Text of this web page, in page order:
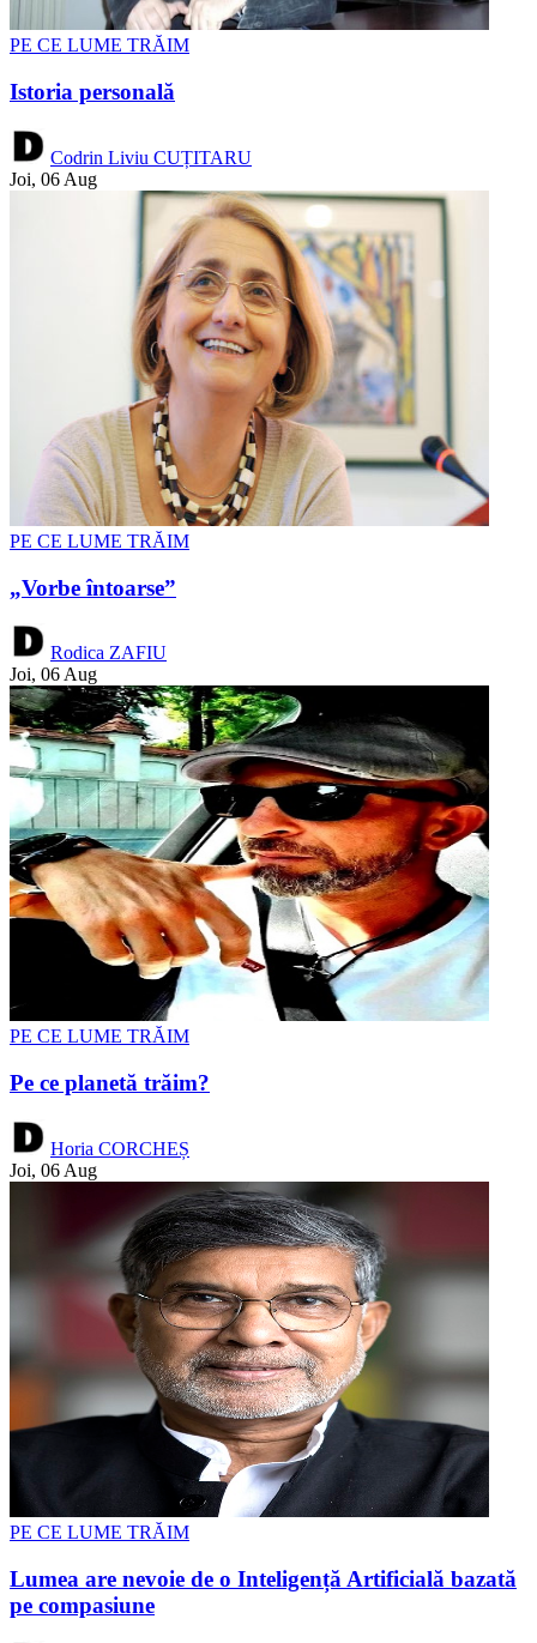
PE CE LUME TRĂIM
Istoria personală
Codrin Liviu CUȚITARU
Joi, 06 Aug
PE CE LUME TRĂIM
„Vorbe întoarse”
Rodica ZAFIU
Joi, 06 Aug
PE CE LUME TRĂIM
Pe ce planetă trăim?
Horia CORCHEȘ
Joi, 06 Aug
PE CE LUME TRĂIM
Lumea are nevoie de o Inteligență Artificială bazată
pe compasiune